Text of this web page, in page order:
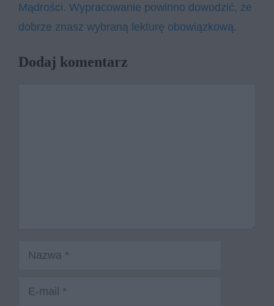
Mądrości. Wypracowanie powinno dowodzić, że
dobrze znasz wybraną lekturę obowiązkową.
Dodaj komentarz